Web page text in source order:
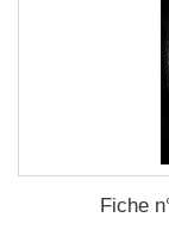
Fiche